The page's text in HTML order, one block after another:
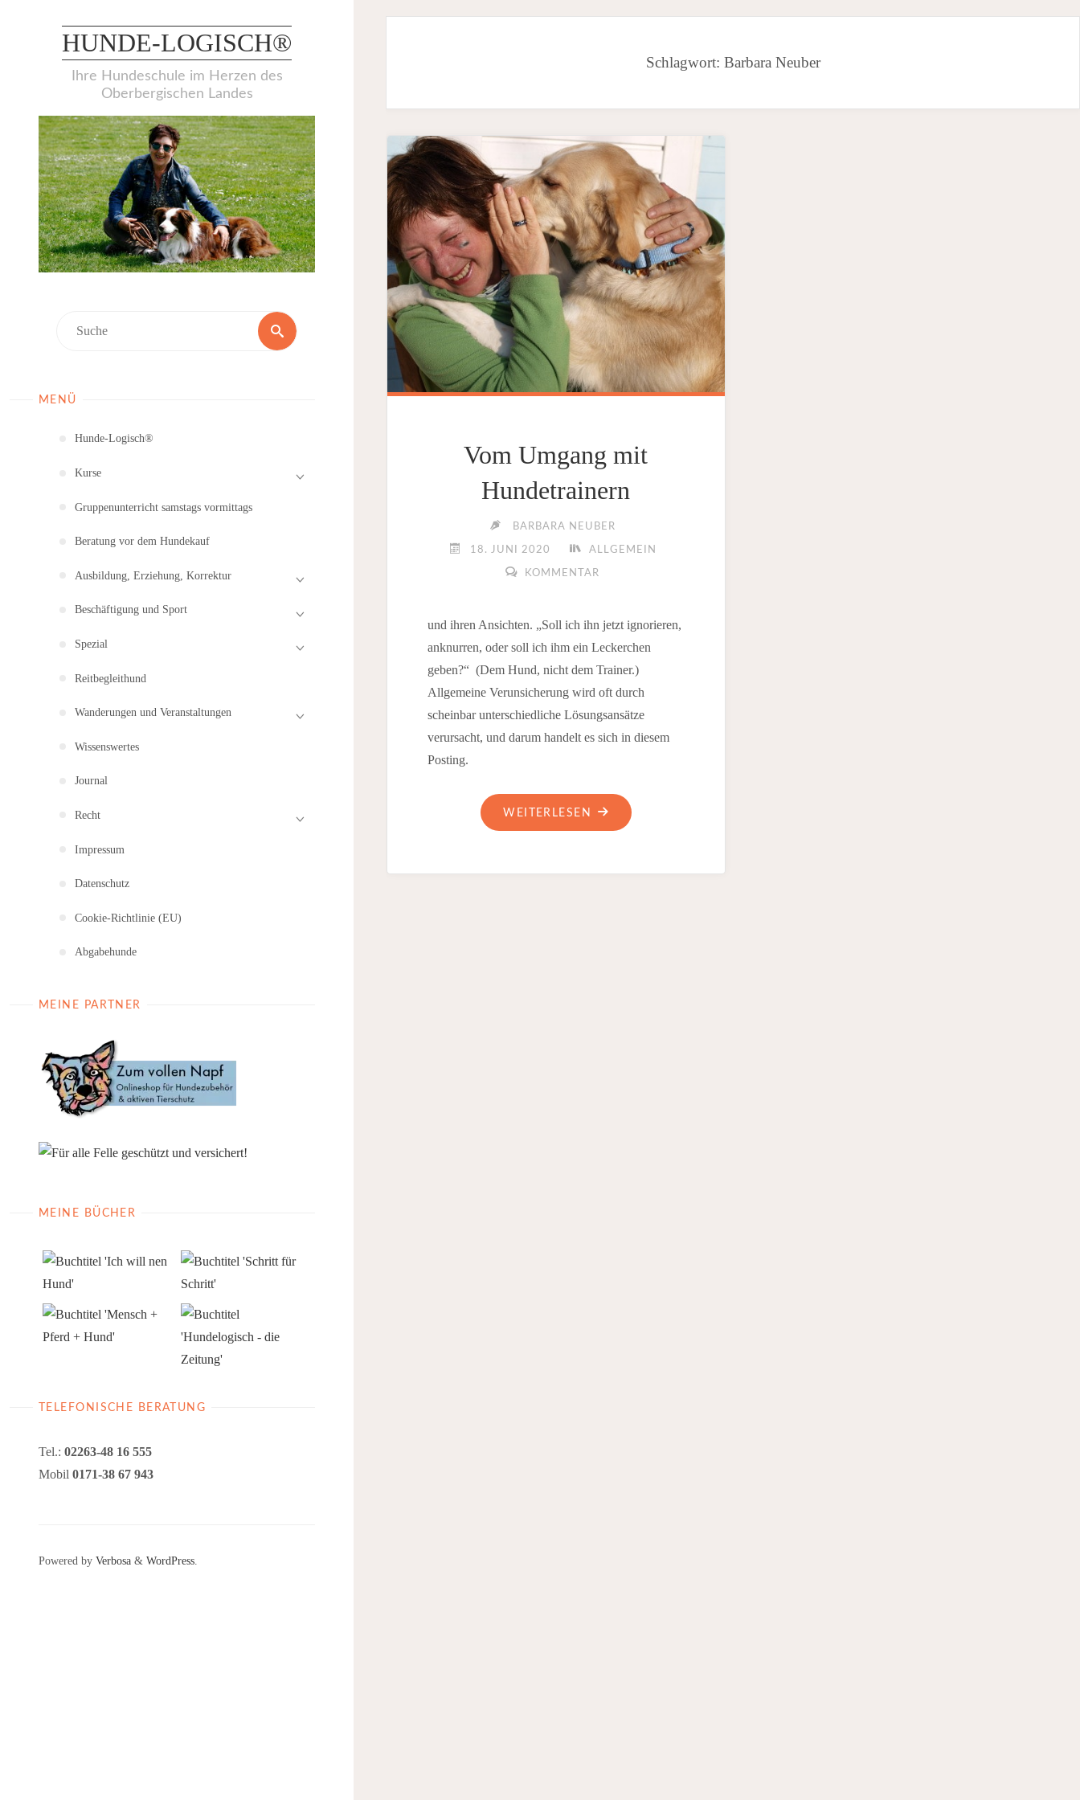
HUNDE-LOGISCH®
Ihre Hundeschule im Herzen des
Oberbergischen Landes
Suche
MENÜ
Hunde-Logisch®
Kurse
Gruppenunterricht samstags vormittags
Beratung vor dem Hundekauf
Ausbildung, Erziehung, Korrektur
Beschäftigung und Sport
Spezial
Reitbegleithund
Wanderungen und Veranstaltungen
Wissenswertes
Journal
Recht
Impressum
Datenschutz
Cookie-Richtlinie (EU)
Abgabehunde
MEINE PARTNER
MEINE BÜCHER
TELEFONISCHE BERATUNG
Tel.: 02263-48 16 555
Mobil 0171-38 67 943
Powered by Verbosa & WordPress
Schlagwort: Barbara Neuber
Vom Umgang mit
Hundetrainern
BARBARA NEUBER
18. JUNI 2020 ALLGEMEIN
KOMMENTAR
und ihren Ansichten. „Soll ich ihn jetzt ignorieren,
anknurren, oder soll ich ihm ein Leckerchen
geben?“ (Dem Hund, nicht dem Trainer.)
Allgemeine Verunsicherung wird oft durch
scheinbar unterschiedliche Lösungsansätze
verursacht, und darum handelt es sich in diesem
Posting.
WEITERLESEN
"VOM
UMGANG